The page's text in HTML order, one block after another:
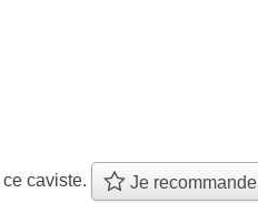
ce caviste. Je recommande